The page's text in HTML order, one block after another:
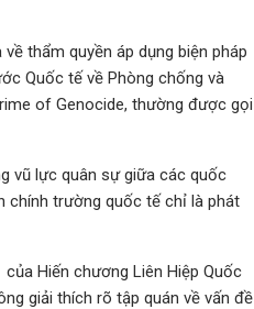
thẩm quyền áp dụng biện pháp
Quốc tế về Phòng chống và
of Genocide, thường được gọi
vũ lực quân sự giữa các quốc
chính trường quốc tế chỉ là phát
Hiến chương Liên Hiệp Quốc
giải thích rõ tập quán về vấn đề